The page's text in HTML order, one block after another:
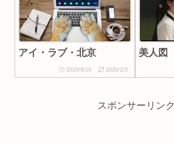
アイ・ラブ・北京
2025/9/10 2026/2/3
美人図
スポンサーリンク